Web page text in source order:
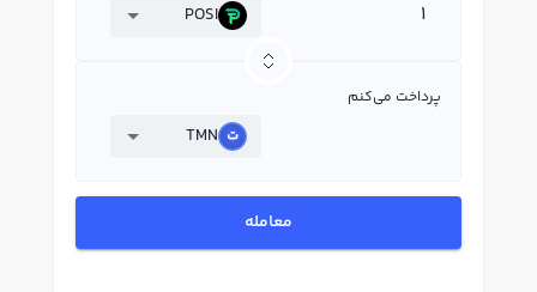
POSI
پرداخت می‌کنم
TMN
معامله